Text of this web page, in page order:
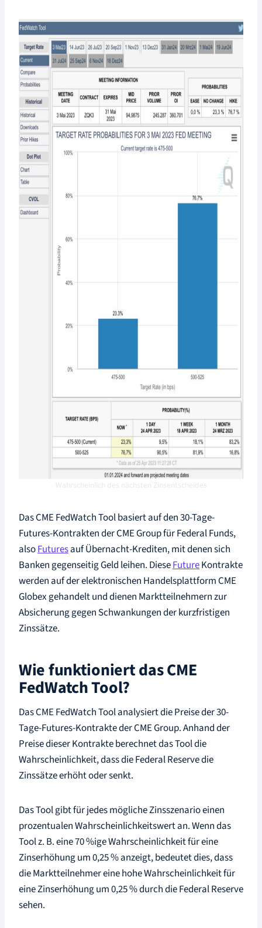
Wahrscheinlich des nächsten Zinsentscheides
Das CME FedWatch Tool basiert auf den 30-Tage-
Futures-Kontrakten der CME Group für Federal Funds,
alsoFuturesauf Übernacht-Krediten, mit denen sich
Banken gegenseitig Geld leihen. DieseFutureKontrakte
werden auf der elektronischen Handelsplattform CME
Globex gehandelt und dienen Marktteilnehmern zur
Absicherung gegen Schwankungen der kurzfristigen
Zinssätze.
Wie funktioniert das CME
FedWatch Tool?
Das CME FedWatch Tool analysiert die Preise der 30-
Tage-Futures-Kontrakte der CME Group. Anhand der
Preise dieser Kontrakte berechnet das Tool die
Wahrscheinlichkeit, dass die Federal Reserve die
Zinssätze erhöht oder senkt.
Das Tool gibt für jedes mögliche Zinsszenario einen
prozentualen Wahrscheinlichkeitswert an. Wenn das
Tool z. B. eine 70 %ige Wahrscheinlichkeit für eine
Zinserhöhung um 0,25 % anzeigt, bedeutet dies, dass
die Marktteilnehmer eine hohe Wahrscheinlichkeit für
eine Zinserhöhung um 0,25 % durch die Federal Reserve
sehen.